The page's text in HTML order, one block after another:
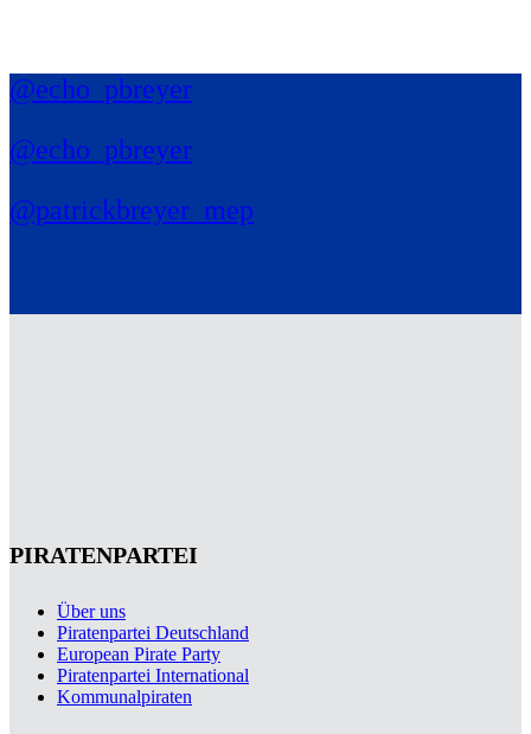
@echo_pbreyer
@echo_pbreyer
@patrickbreyer_mep
PIRATENPARTEI
Über uns
Piratenpartei Deutschland
European Pirate Party
Piratenpartei International
Kommunalpiraten